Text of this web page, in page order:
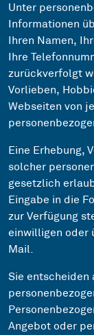
Unter
Informationen
Ihren Namen,
Ihre
zurückverfolgt
Vorlieben,
Webseiten von
Eine Erhebung,
solcher
gesetzlich
Eingabe in die
zur Verfügung
einwilligen oder
Mail.
Sie entscheiden
Angebot oder